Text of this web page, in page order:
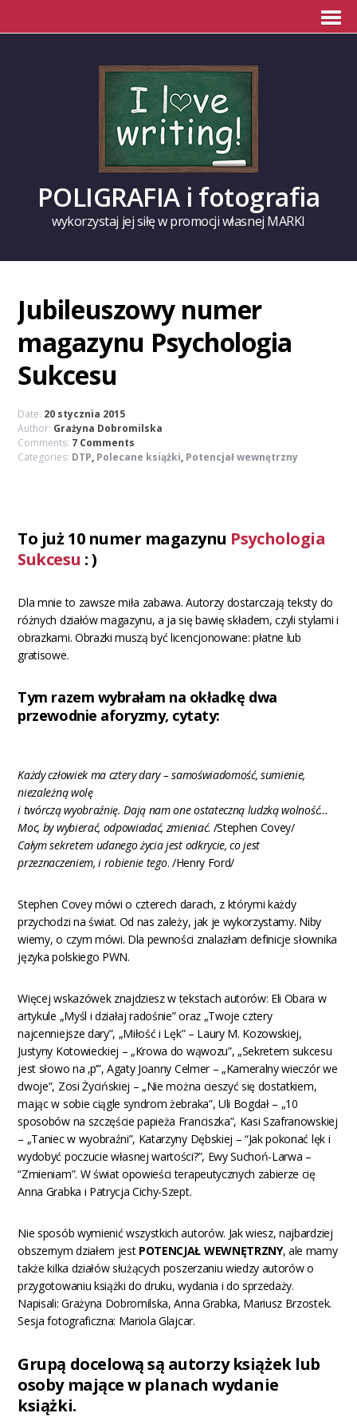
POLIGRAFIA i fotografia
wykorzystaj jej siłę w promocji własnej MARKI
Jubileuszowy numer
magazynu Psychologia
Sukcesu
Date: 20 stycznia 2015
Author: Grażyna Dobromilska
Comments: 7 Comments
Categories: DTP, Polecane książki, Potencjał wewnętrzny
To już 10 numer magazynu Psychologia
Sukcesu : )
Dla mnie to zawsze miła zabawa. Autorzy dostarczają teksty do
różnych działów magazynu, a ja się bawię składem, czyli stylami i
obrazkami. Obrazki muszą być licencjonowane: płatne lub
gratisowe.
Tym razem wybrałam na okładkę dwa
przewodnie aforyzmy, cytaty:
Każdy człowiek ma cztery dary – samoświadomość, sumienie,
niezależną wolę
i twórczą wyobraźnię. Dają nam one ostateczną ludzką wolność…
Moc, by wybierać, odpowiadać, zmieniać. /Stephen Covey/
Całym sekretem udanego życia jest odkrycie, co jest
przeznaczeniem, i robienie tego. /Henry Ford/
Stephen Covey mówi o czterech darach, z którymi każdy
przychodzi na świat. Od nas zależy, jak je wykorzystamy. Niby
wiemy, o czym mówi. Dla pewności znalazłam definicje słownika
języka polskiego PWN.
Więcej wskazówek znajdziesz w tekstach autorów: Eli Obara w
artykule „Myśl i działaj radośnie” oraz „Twoje cztery
najcenniejsze dary”, „Miłość i Lęk” – Laury M. Kozowskiej,
Justyny Kotowieckiej – „Krowa do wąwozu”, „Sekretem sukcesu
jest słowo na ‚p’”, Agaty Joanny Celmer – „Kameralny wieczór we
dwoje”, Zosi Życińskiej – „Nie można cieszyć się dostatkiem,
mając w sobie ciągle syndrom żebraka”, Uli Bogdał – „10
sposobów na szczęście papieża Franciszka”, Kasi Szafranowskiej
– „Taniec w wyobraźni”, Katarzyny Dębskiej – “Jak pokonać lęk i
wydobyć poczucie własnej wartości?”, Ewy Suchoń-Larwa –
“Zmieniam”. W świat opowieści terapeutycznych zabierze cię
Anna Grabka i Patrycja Cichy-Szept.
Nie sposób wymienić wszystkich autorów. Jak wiesz, najbardziej
obszernym działem jest POTENCJAŁ WEWNĘTRZNY, ale mamy
także kilka działów służących poszerzaniu wiedzy autorów o
przygotowaniu książki do druku, wydania i do sprzedaży.
Napisali: Grażyna Dobromilska, Anna Grabka, Mariusz Brzostek.
Sesja fotograficzna: Mariola Glajcar.
Grupą docelową są autorzy książek lub
osoby mające w planach wydanie
książki.